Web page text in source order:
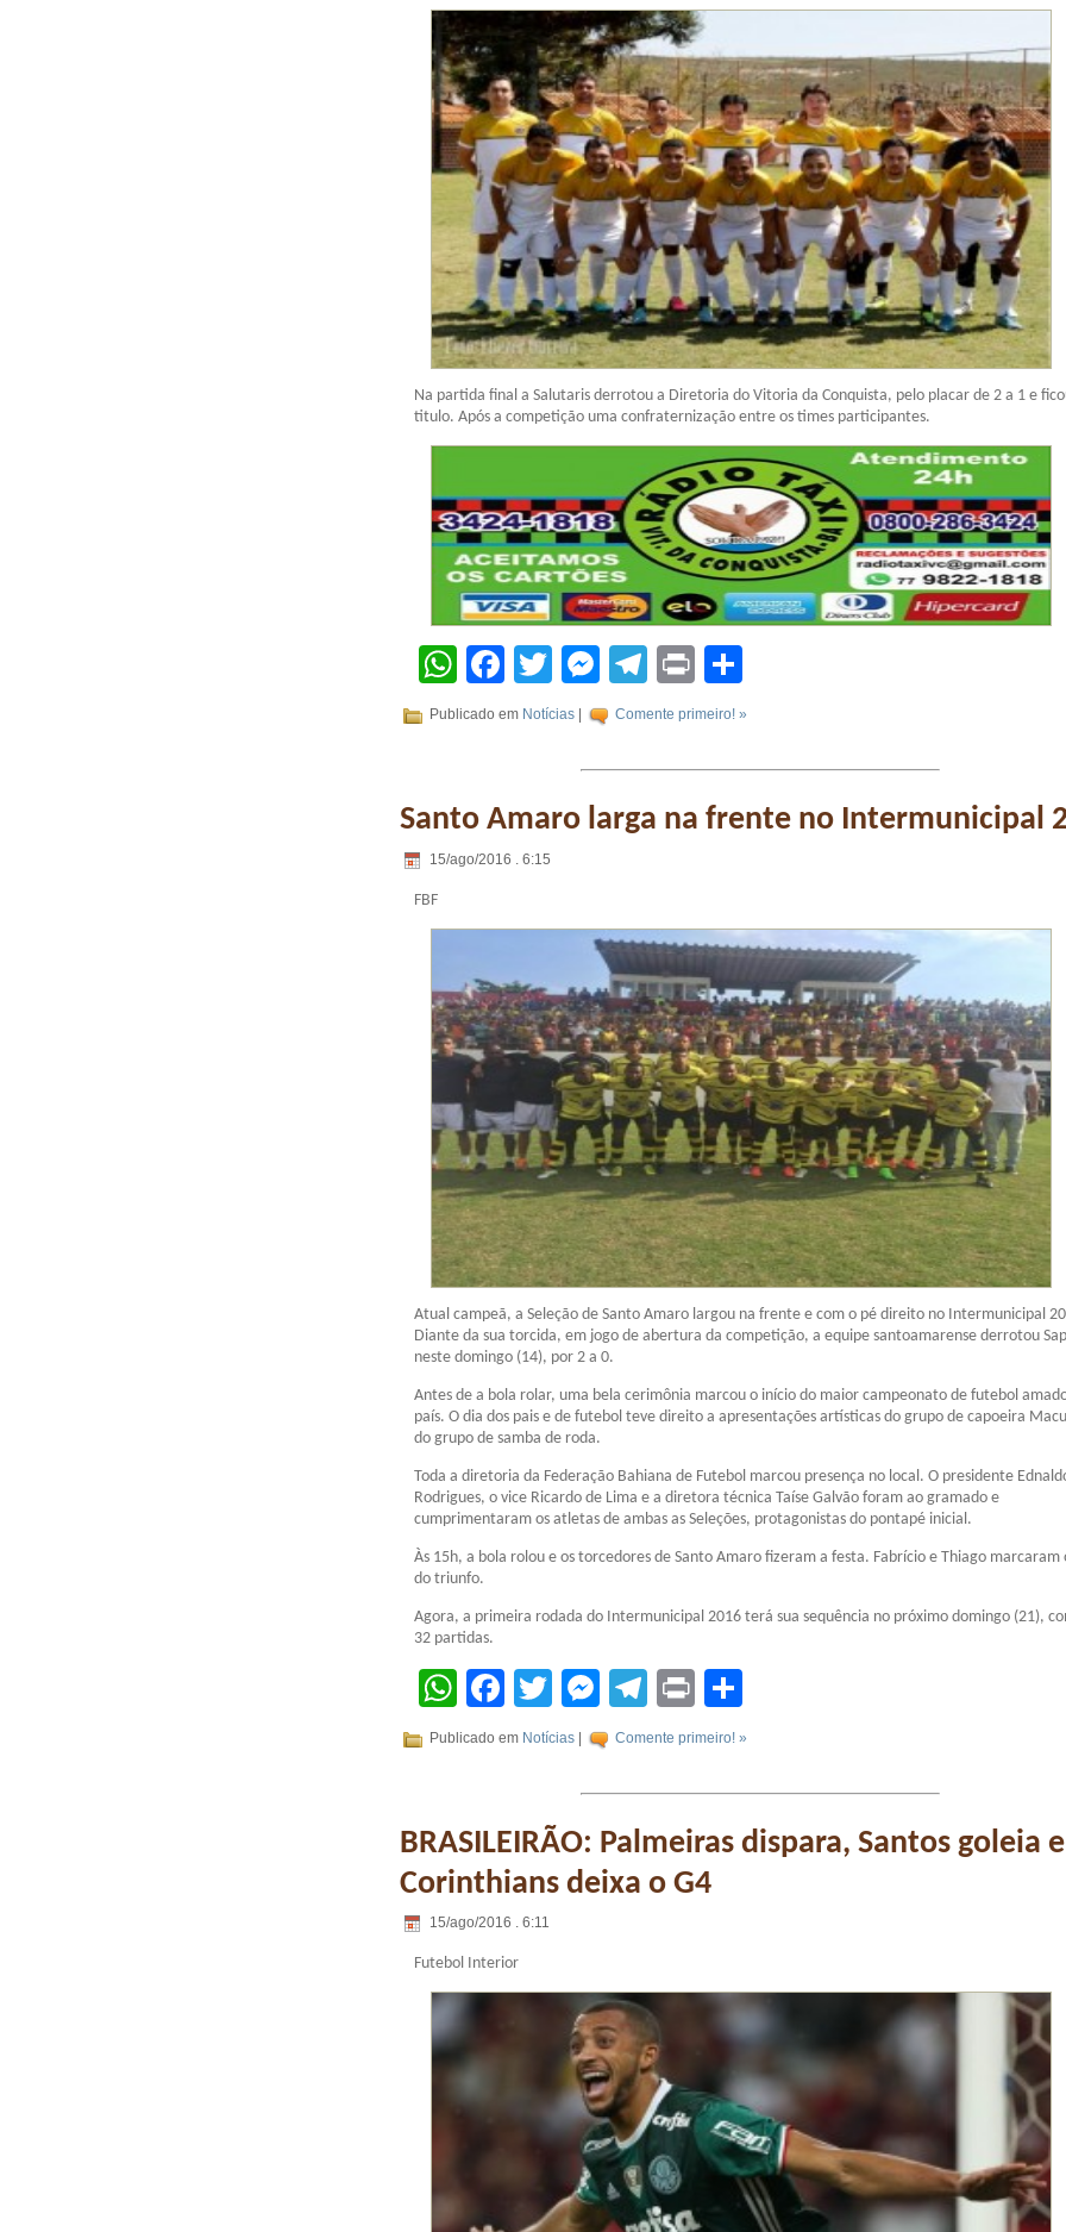
Na partida final a Salutaris derrotou a Diretoria do Vitoria da Conquista, pelo placar de 2 a 1 e
titulo. Após a competição uma confraternização entre os times participantes.
WhatsApp
Facebook
TwitterMessenger
Telegram
Print
Publicado em Notícias Comente primeiro! »
Santo Amaro larga na frente no Intermunicipal
15/ago/2016 . 6:15
FBF
Atual campeã, a Seleção de Santo Amaro largou na frente e com o pé direito no Intermunicipal
Diante da sua torcida, em jogo de abertura da competição, a equipe santoamarense derrotou
neste domingo (14), por 2 a 0.
Antes de a bola rolar, uma bela cerimônia marcou o início do maior campeonato de futebol
país. O dia dos pais e de futebol teve direito a apresentações artísticas do grupo de capoeira
do grupo de samba de roda.
Toda a diretoria da Federação Bahiana de Futebol marcou presença no local. O presidente
Rodrigues, o vice Ricardo de Lima e a diretora técnica Taíse Galvão foram ao gramado e
cumprimentaram os atletas de ambas as Seleções, protagonistas do pontapé inicial.
Às 15h, a bola rolou e os torcedores de Santo Amaro fizeram a festa. Fabrício e Thiago marcaram
do triunfo.
Agora, a primeira rodada do Intermunicipal 2016 terá sua sequência no próximo domingo (21),
32 partidas.
WhatsApp
Facebook
TwitterMessenger
Telegram
Print
Publicado em Notícias | Comente primeiro! »
BRASILEIRÃO: Palmeiras dispara, Santos goleia e
Corinthians deixa o G4
15/ago/2016 . 6:11
Futebol Interior